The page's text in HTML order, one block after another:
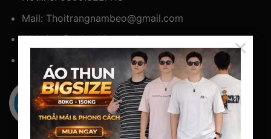
×
Mail: Thoitrangnambeo@gmail.com
Website:Beobanhbao.vn/